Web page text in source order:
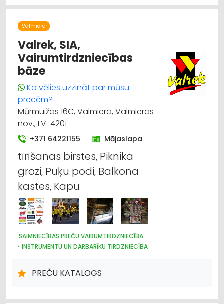
Valmiera
Valrek, SIA,
Vairumtirdzniecības
bāze
Ko vēlies uzzināt par mūsu
precēm?
Mūrmuižas 16C, Valmiera, Valmieras
nov., LV-4201
+371 64221155 Mājaslapa
tīrīšanas birstes, Piknika
grozi, Puķu podi, Balkona
kastes, Kapu
SAIMNIECĪBAS PREČU VAIRUMTIRDZNIECĪBA
INSTRUMENTU UN DARBARĪKU TIRDZNIECĪBA
UN APAVI; TIRDZNIECĪBA
PREČU KATALOGS